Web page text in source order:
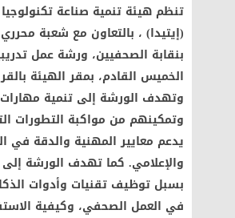
تنظم هيئة تنمية صناعة
(إيتيدا) ، بالتعاون مع شعبة محرري
بنقابة الصحفيين، ورشة عمل
الخميس القادم، بمقر الهيئة
وتهدف الورشة إلى تنمية
وتمكينهم من مواكبة التطورات
يدعم معايير المهنية والدقة في
والإعلامي. كما تهدف الورشة إلى
بسبل توظيف تقنيات وأدوات
في العمل الصحفي، وكيفية